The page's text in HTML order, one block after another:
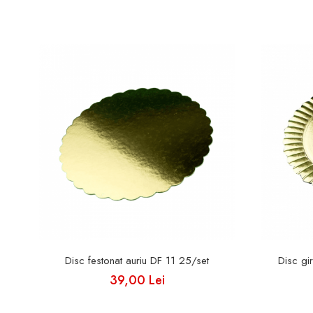
Disc festonat auriu DF 11 25/set
39,00 Lei
Disc